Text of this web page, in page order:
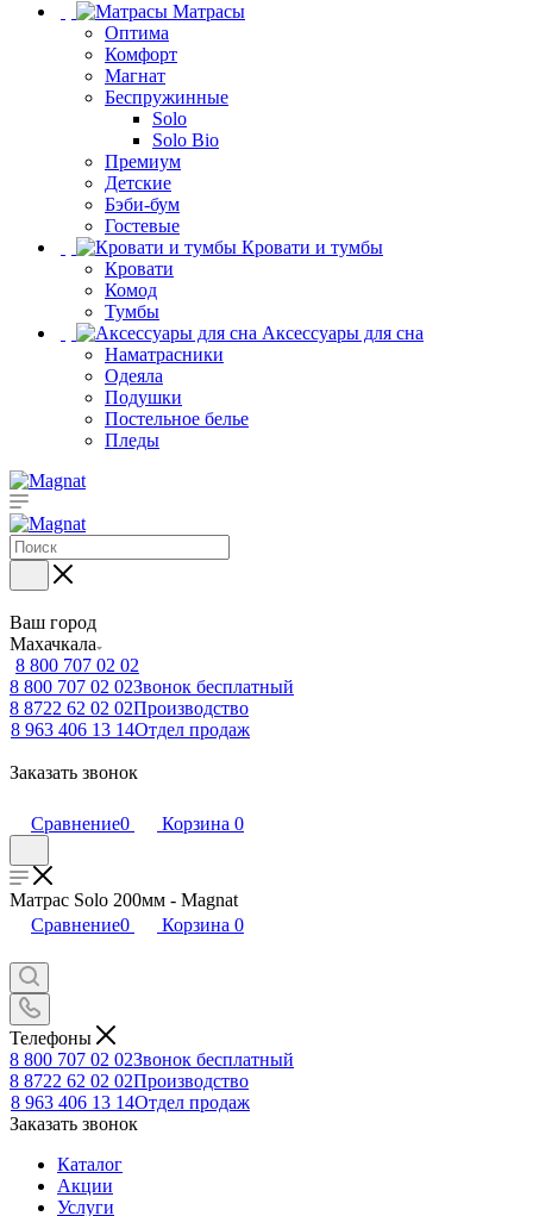
Матрасы
Оптима
Комфорт
Магнат
Беспружинные
Solo
Solo Bio
Премиум
Детские
Бэби-бум
Гостевые
Кровати и тумбы
Кровати
Комод
Тумбы
Аксессуары для сна
Наматрасники
Одеяла
Подушки
Постельное белье
Пледы
Ваш город
Махачкала
8 800 707 02 02
8 800 707 02 02Звонок бесплатный
8 8722 62 02 02Производство
8 963 406 13 14Отдел продаж
Заказать звонок
Сравнение0 Корзина 0
Матрас Solo 200мм - Magnat
Сравнение0 Корзина 0
Телефоны
8 800 707 02 02Звонок бесплатный
8 8722 62 02 02Производство
8 963 406 13 14Отдел продаж
Заказать звонок
Каталог
Акции
Услуги